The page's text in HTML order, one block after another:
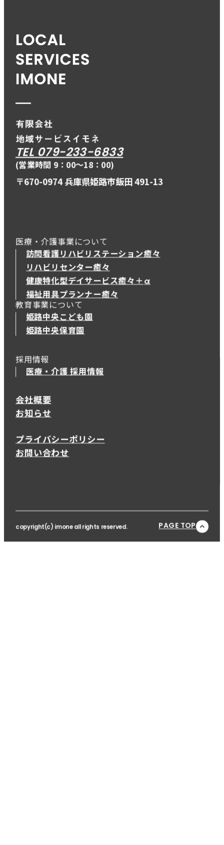
TEL 079-233-6833
(営業時間 9：00〜18：00)
〒670-0974 兵庫県姫路市飯田 491-13
医療・介護事業について
訪問看護リハビリステーション癒々
リハビリセンター癒々
健康特化型デイサービス癒々＋ α
健康特化型デイサービス癒々＋
福祉用具プランナー癒々
教育事業について
姫路中央こども園
姫路中央保育園
採用情報
医療・介護 採用情報
会社概要
お知らせ
プライバシーポリシー
お問い合わせ
copyright(c) imone all rights reserved. PAGE TOP